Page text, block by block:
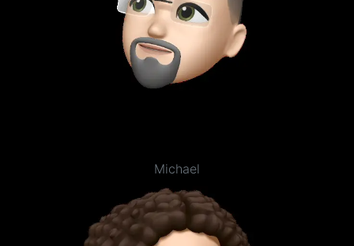
Michael